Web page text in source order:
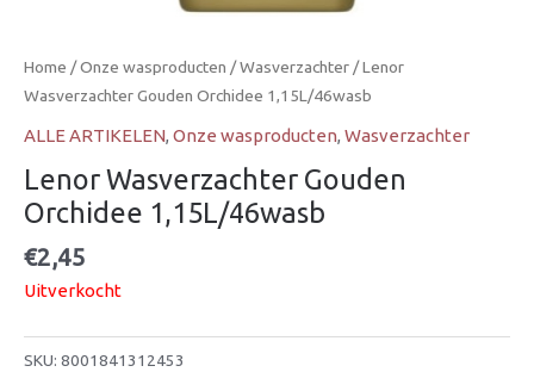
Home /Onze wasproducten /Wasverzachter / Lenor
Wasverzachter Gouden Orchidee 1,15L/46wasb
ALLE ARTIKELEN, Onze wasproducten, Wasverzachter
Lenor Wasverzachter Gouden
Orchidee 1,15L/46wasb
€2,45
Uitverkocht
SKU: 8001841312453